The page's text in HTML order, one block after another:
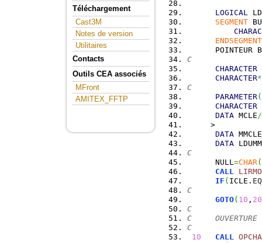
Téléchargement
Cast3M
Notes de version
Utilitaires
Contacts
Outils CEA associés
MFront
AMITEX_FFTP
LOGICAL
SEGMENT
ENDSEGMENT
POINTEUR
C
CHARACTER
CHARACTER*
C
PARAMETER(
CHARACTER
DATA MCLE /
     >
DATA MMCLE
DATA LDUMM
C
      NULL
=CHAR(
CALL
IF ( ICLE. EQ
C
GOTO( 10 , 20
C
C     OUVERTURE
C
10
CALL